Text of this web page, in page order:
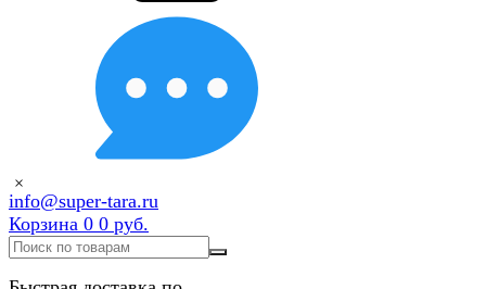
×
info@super-tara.ru
Корзина 0 0 руб.